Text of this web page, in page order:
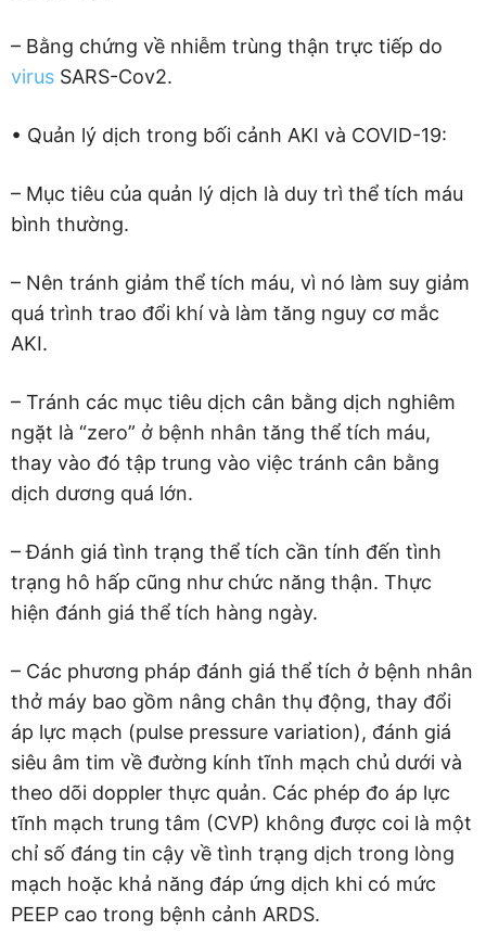
– Bằng chứng về nhiễm trùng thận trực tiếp do
virus SARS-Cov2.
• Quản lý dịch trong bối cảnh AKI và COVID-19:
– Mục tiêu của quản lý dịch là duy trì thể tích máu
bình thường.
– Nên tránh giảm thể tích máu, vì nó làm suy giảm
quá trình trao đổi khí và làm tăng nguy cơ mắc
AKI.
– Tránh các mục tiêu dịch cân bằng dịch nghiêm
ngặt là “zero” ở bệnh nhân tăng thể tích máu,
thay vào đó tập trung vào việc tránh cân bằng
dịch dương quá lớn.
– Đánh giá tình trạng thể tích cần tính đến tình
trạng hô hấp cũng như chức năng thận. Thực
hiện đánh giá thể tích hàng ngày.
– Các phương pháp đánh giá thể tích ở bệnh nhân
thở máy bao gồm nâng chân thụ động, thay đổi
áp lực mạch (pulse pressure variation), đánh giá
siêu âm tim về đường kính tĩnh mạch chủ dưới và
theo dõi doppler thực quản. Các phép đo áp lực
tĩnh mạch trung tâm (CVP) không được coi là một
chỉ số đáng tin cậy về tình trạng dịch trong lòng
mạch hoặc khả năng đáp ứng dịch khi có mức
PEEP cao trong bệnh cảnh ARDS.